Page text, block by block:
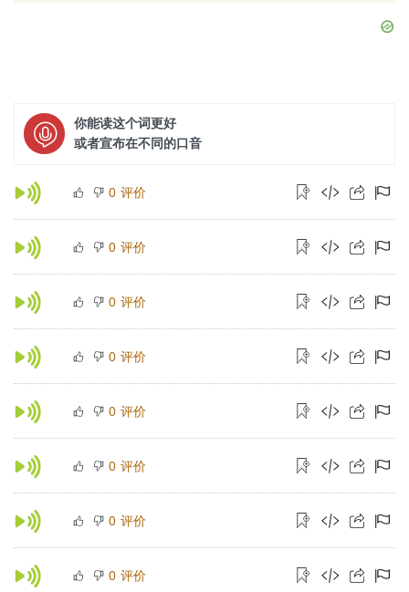
你能读这个词更好
或者宣布在不同的口音
0 评价
0 评价
0 评价
0 评价
0 评价
0 评价
0 评价
0 评价